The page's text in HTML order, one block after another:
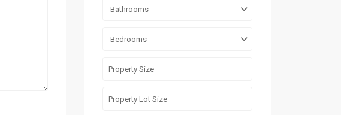
Bathrooms
Bedrooms